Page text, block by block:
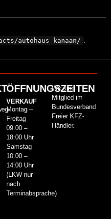
autohaus-kanaan/ .
ÖFFNUNGSZEITEN
VERKAUF
Montag –
Freitag
09:00 –
18:00 Uhr
Samstag
10:00 –
14:00 Uhr
(LKW nur
nach
Terminabsprache)
Wir sind
Mitglied im
Bundesverband
Freier KFZ-
Händler.